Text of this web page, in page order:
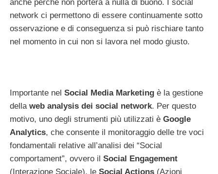
anche perché non porterà a nulla di buono. I social
network ci permettono di essere continuamente sotto
osservazione e di conseguenza si può rischiare tanto
nel momento in cui non si lavora nel modo giusto.
Importante nel Social Media Marketing è la gestione
della web analysis dei social network. Per questo
motivo, uno degli strumenti più utilizzati è Google
Analytics, che consente il monitoraggio delle tre voci
fondamentali relative all’analisi dei “Social
comportament”, ovvero il Social Engagement
(Interazione Sociale), le Social Actions (Azioni